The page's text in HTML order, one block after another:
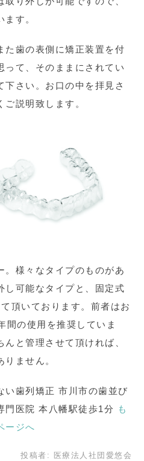
す。
た歯の表側に矯正装置を付
って、そのままにされてい
下さい。お口の中を拝見さ
説明致します。
。様々なタイプのものがあ
し可能なタイプと、固定式
頂いております。前者はお
間の使用を推奨していま
と管理させて頂ければ、
ません。
い歯列矯正 市川市の歯並び
門医院 本八幡駅徒歩1分
も
ージへ
投稿者: 医療法人社団愛悠会